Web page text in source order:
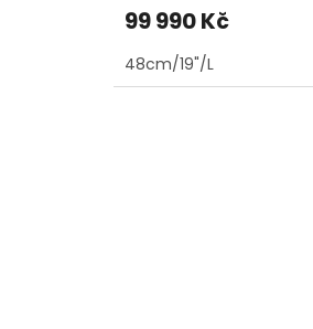
99 990 Kč
48cm/19"/L